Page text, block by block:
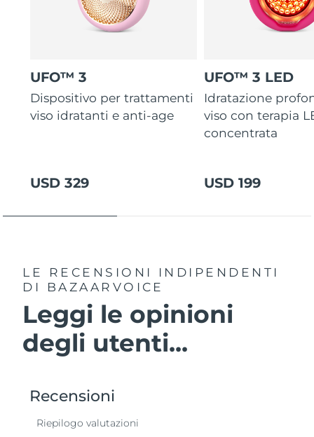
UFO™ 3
Dispositivo per trattamenti
viso idratanti e anti-age
USD 329
UFO™ 3 LED
Idratazione
viso con terapia
concentrata
USD 199
LE RECENSIONI INDIPENDENTI
DI BAZAARVOICE
Leggi le opinioni
degli utenti...